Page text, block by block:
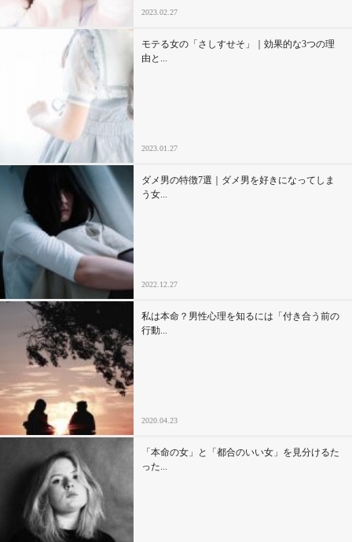
2023.02.27
モテる女の「さしすせそ」｜効果的な3つの理
由と...
2023.01.27
ダメ男の特徴7選｜ダメ男を好きになってしま
う女...
2022.12.27
私は本命？男性心理を知るには「付き合う前の
行動...
2020.04.23
「本命の女」と「都合のいい女」を見分けるた
った...